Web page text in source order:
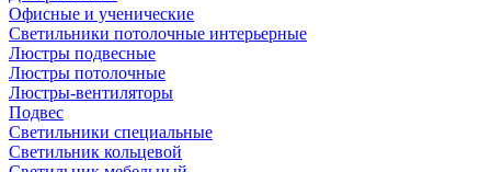
Офисные и ученические
Светильники потолочные интерьерные
Люстры подвесные
Люстры потолочные
Люстры-вентиляторы
Подвес
Светильники специальные
Светильник кольцевой